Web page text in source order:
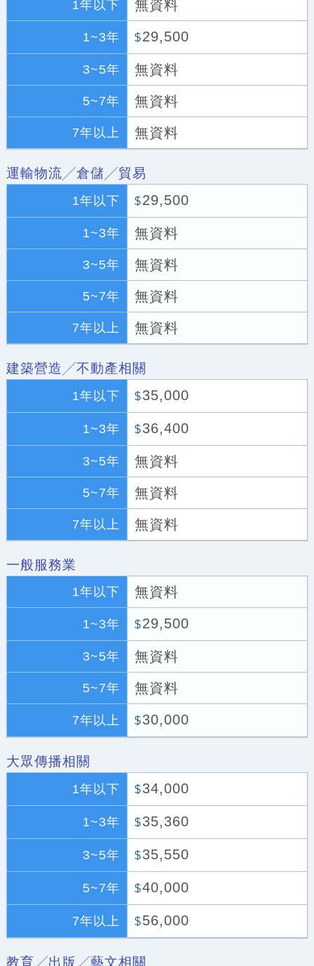
1年以下 無資料
1~3年 $29,500
3~5年 無資料
5~7年 無資料
7年以上 無資料
運輸物流╱倉儲╱貿易
1年以下 $29,500
1~3年 無資料
3~5年 無資料
5~7年 無資料
7年以上 無資料
建築營造╱不動產相關
1年以下 $35,000
1~3年 $36,400
3~5年 無資料
5~7年 無資料
7年以上 無資料
一般服務業
1年以下 無資料
1~3年 $29,500
3~5年 無資料
5~7年 無資料
7年以上 $30,000
大眾傳播相關
1年以下 $34,000
1~3年 $35,360
3~5年 $35,550
5~7年 $40,000
7年以上 $56,000
教育╱出版╱藝文相關